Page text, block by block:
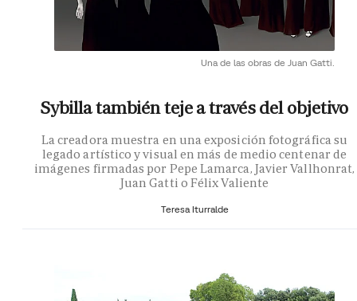
Una de las obras de Juan Gatti.
Sybilla también teje a través del objetivo
La creadora muestra en una exposición fotográfica su
legado artístico y visual en más de medio centenar de
imágenes firmadas por Pepe Lamarca, Javier Vallhonrat,
Juan Gatti o Félix Valiente
Teresa Iturralde